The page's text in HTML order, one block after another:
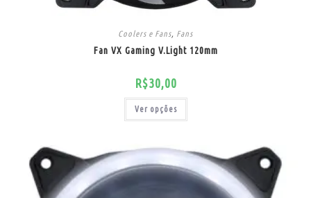
Coolers e Fans, Fans
Fan VX Gaming V.Light 120mm
R$30,00
Ver opções